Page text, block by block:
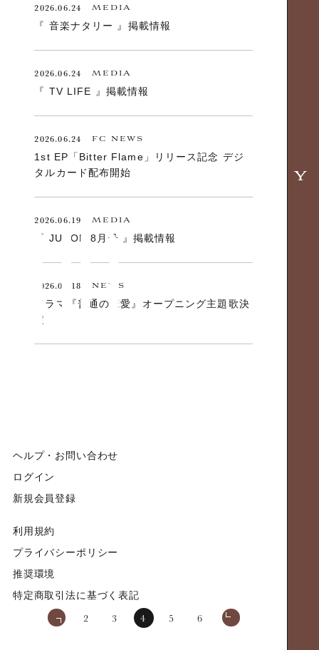
2026.06.24 MEDIA
『 音楽ナタリー 』掲載情報
2026.06.24 MEDIA
『 TV LIFE 』掲載情報
2026.06.24 FC NEWS
1st EP「Bitter Flame」リリース記念 デジ
タルカード配布開始
2026.06.19 MEDIA
『 JUNON 8月号 』掲載情報
2026.06.18 NEWS
ドラマ『普通の恋愛』オープニング主題歌決
定
2 3 4 5 6
ヘルプ・お問い合わせ
ログイン
新規会員登録
利用規約
プライバシーポリシー
推奨環境
特定商取引法に基づく表記